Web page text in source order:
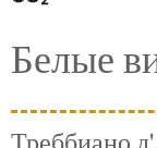
Белые